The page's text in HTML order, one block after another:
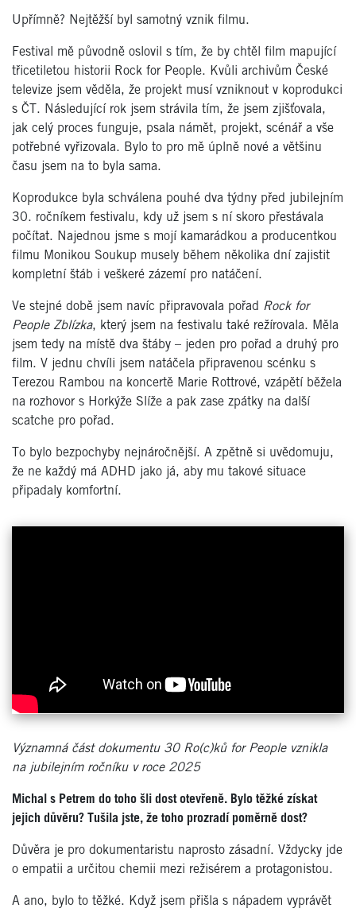
Upřímně? Nejtěžší byl samotný vznik filmu.
Festival mě původně oslovil s tím, že by chtě l film mapující
třicetiletou historii Rock for People. Kvů li archivům České
televize jsem věděla, že projekt musí vzniknout v koprodukci
s ČT. Následující rok jsem strávila tím, že jsem zjišťovala,
jak celý proces funguje, psala námět, projekt, scénář a vše
potřebné vyřizovala. Bylo to pro mě úplně nové a většinu
času jsem na to byla sama.
Koprodukce byla schválena pouhé dva týdny před jubilejním
30. ročníkem festivalu, kdy už jsem s ní skoro přestávala
počítat. Najednou jsme s mojí kamarádkou a producentkou
filmu Monikou Soukup musely během několika dní zajistit
kompletní štáb i veškeré zázemí pro natáčení.
Ve stejné době jsem navíc připravovala pořad Rock for
People Zblízka, který jsem na festivalu také režírovala. Měla
jsem tedy na místě dva štáby – jeden pro pořad a druhý pro
film. V jednu chvíli jsem natáčela připravenou scénku s
Terezou Rambou na koncertě Marie Rottrové, vzápětí běžela
na rozhovor s Horkýže Slíže a pak zase zpátky na další
scatche pro pořad.
To bylo bezpochyby nejnáročnější. A zpětně si uvědomuju,
že ne každý má ADHD jako já, aby mu takové situace
připadaly komfortní.
Významná část dokumentu 30 Ro(c)ků for People vznikla
na jubilejním ročníku v roce 2025
Michal s Petrem do toho šli dost otevřeně. Bylo těžké získat
jejich důvěru? Tušila jste, že toho prozradí poměrně dost?
Důvěra je pro dokumentaristu naprosto zásadní. Vždycky jde
o empatii a určitou chemii mezi režisérem a protagonistou.
A ano, bylo to těžké. Když jsem přišla s nápadem vyprávět